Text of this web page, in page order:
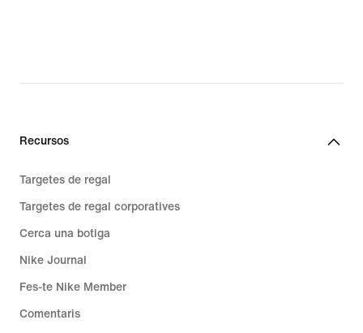
Recursos
Targetes de regal
Targetes de regal corporatives
Cerca una botiga
Nike Journal
Fes-te Nike Member
Comentaris